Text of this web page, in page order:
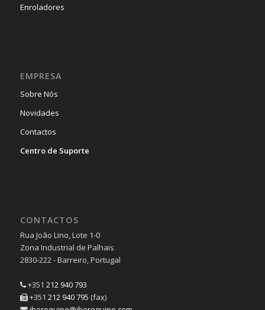
Enroladores
EMPRESA
Sobre Nós
Novidades
Contactos
Centro de Suporte
CONTACTOS
Rua João Lino, Lote 1-0
Zona Industrial de Palhais
2830-222 - Barreiro, Portugal
+351 212 940 793
+351 212 940 795 (fax)